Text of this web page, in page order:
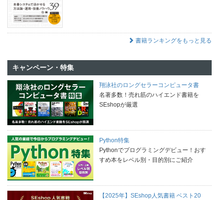
書籍ランキングをもっと見る
キャンペーン・特集
翔泳社のロングセラーコンピュータ書
名著多数！売れ筋のハイエンド書籍を
SEshopが厳選
Python特集
Pythonでプログラミングデビュー！おす
すめ本をレベル別・目的別にご紹介
【2025年】SEshop人気書籍 ベスト20